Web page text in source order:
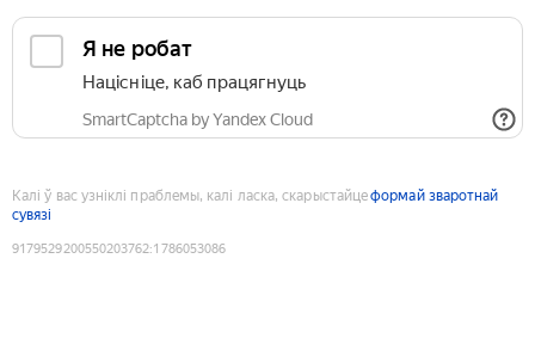
Я не робат
Націсніце, каб працягнуць
SmartCaptcha by Yandex Cloud
Калі ў вас узніклі праблемы, калі ласка, скарыстайцеформай зваротнай
сувязі
9179529200550203762:1786053086